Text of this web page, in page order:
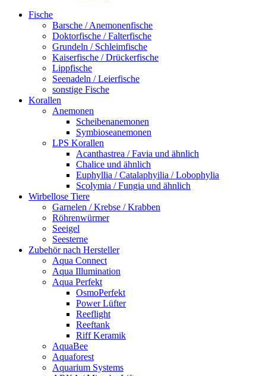
Fische
Barsche / Anemonenfische
Doktorfische / Falterfische
Grundeln / Schleimfische
Kaiserfische / Drückerfische
Lippfische
Seenadeln / Leierfische
sonstige Fische
Korallen
Anemonen
Scheibenanemonen
Symbioseanemonen
LPS Korallen
Acanthastrea / Favia und ähnlich
Chalice und ähnlich
Euphyllia / Catalaphyilia / Lobophylia
Scolymia / Fungia und ähnlich
Wirbellose Tiere
Garnelen / Krebse / Krabben
Röhrenwürmer
Seeigel
Seesterne
Zubehör nach Hersteller
Aqua Connect
Aqua Illumination
Aqua Perfekt
OsmoPerfekt
Power Lüfter
Reeflight
Reeftank
Riff Keramik
AquaBee
Aquaforest
Aquarium Systems